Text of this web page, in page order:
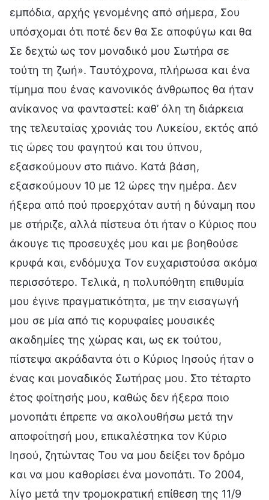
εμπόδια, αρχής γενομένης από σήμερα, Σου
υπόσχομαι ότι ποτέ δεν θα Σε αποφύγω και θα
Σε δεχτώ ως τον μοναδικό μου Σωτήρα σε
τούτη τη ζωή». Ταυτόχρονα, πλήρωσα και ένα
τίμημα που ένας κανονικός άνθρωπος θα ήταν
ανίκανος να φανταστεί: καθ’ όλη τη διάρκεια
της τελευταίας χρονιάς του Λυκείου, εκτός από
τις ώρες του φαγητού και του ύπνου,
εξασκούμουν στο πιάνο. Κατά βάση,
εξασκούμουν 10 με 12 ώρες την ημέρα. Δεν
ήξερα από πού προερχόταν αυτή η δύναμη που
με στήριζε, αλλά πίστευα ότι ήταν ο Κύριος που
άκουγε τις προσευχές μου και με βοηθούσε
κρυφά και, ενδόμυχα Τον ευχαριστούσα ακόμα
περισσότερο. Τελικά, η πολυπόθητη επιθυμία
μου έγινε πραγματικότητα, με την εισαγωγή
μου σε μία από τις κορυφαίες μουσικές
ακαδημίες της χώρας και, ως εκ τούτου,
πίστεψα ακράδαντα ότι ο Κύριος Ιησούς ήταν ο
ένας και μοναδικός Σωτήρας μου. Στο τέταρτο
έτος φοίτησής μου, καθώς δεν ήξερα ποιο
μονοπάτι έπρεπε να ακολουθήσω μετά την
αποφοίτησή μου, επικαλέστηκα τον Κύριο
Ιησού, ζητώντας Του να μου δείξει τον δρόμο
και να μου καθορίσει ένα μονοπάτι. Το 2004,
λίγο μετά την τρομοκρατική επίθεση της 11/9